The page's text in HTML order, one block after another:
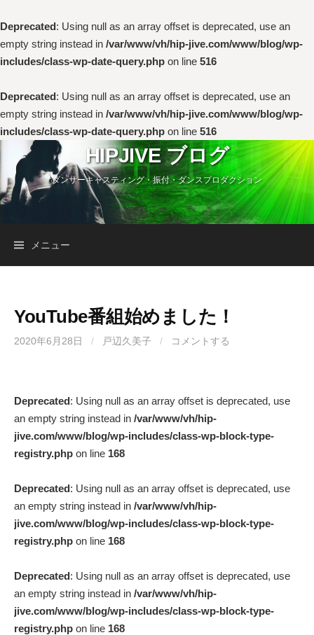
Deprecated: Using null as an array offset is deprecated, use an
empty string instead in /var/www/vh/hip-jive.com/www/blog/wp-
includes/class-wp-date-query.php on line 516
Deprecated: Using null as an array offset is deprecated, use an
empty string instead in /var/www/vh/hip-jive.com/www/blog/wp-
includes/class-wp-date-query.php on line 516
テ
ン
HIPJIVE ブログ
ダンサーキャスティング・振付・ダンスプロダクション
メニュー
YouTube番組始めました！
2020年6月28日 / 戸辺久美子 / コメントする
Deprecated: Using null as an array offset is deprecated, use
an empty string instead in /var/www/vh/hip-
jive.com/www/blog/wp-includes/class-wp-block-type-
registry.php on line 168
Deprecated: Using null as an array offset is deprecated, use
an empty string instead in /var/www/vh/hip-
jive.com/www/blog/wp-includes/class-wp-block-type-
registry.php on line 168
Deprecated: Using null as an array offset is deprecated, use
an empty string instead in /var/www/vh/hip-
jive.com/www/blog/wp-includes/class-wp-block-type-
registry.php on line 168